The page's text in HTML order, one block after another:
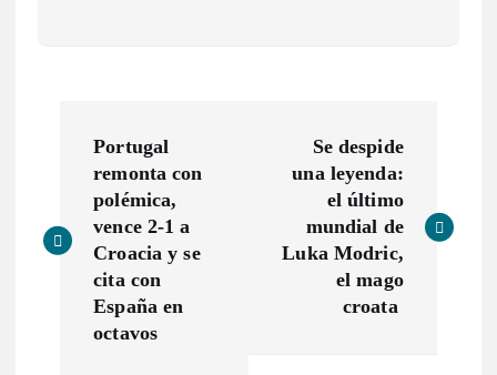
v
Portugal
remonta con
polémica,
vence 2-1 a
Croacia y se
cita con
España en
octavos
Se despide
una leyenda:
el último
mundial de
Luka Modric,
el mago
croata